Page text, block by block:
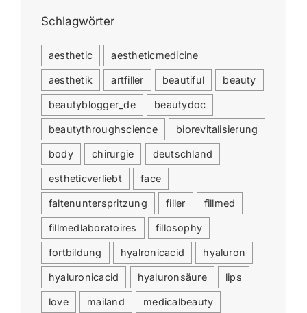
Schlagwörter
aesthetic aestheticmedicine
aesthetik artfiller beautiful beauty
beautyblogger_de beautydoc
beautythroughscience biorevitalisierung
body chirurgie deutschland
estheticverliebt face
faltenunterspritzung filler fillmed
fillmedlaboratoires fillosophy
fortbildung hyalronicacid hyaluron
hyaluronicacid hyaluronsäure lips
love mailand medicalbeauty